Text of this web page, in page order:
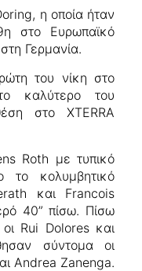
η οποία ήταν
στο Ευρωπαϊκό
Γερμανία.
του νίκη στο
καλύτερο του
στο XTERRA
Roth με τυπικό
το κολυμβητικό
και Francois
40” πίσω. Πίσω
Rui Dolores και
σύντομα οι
Andrea Zanenga.